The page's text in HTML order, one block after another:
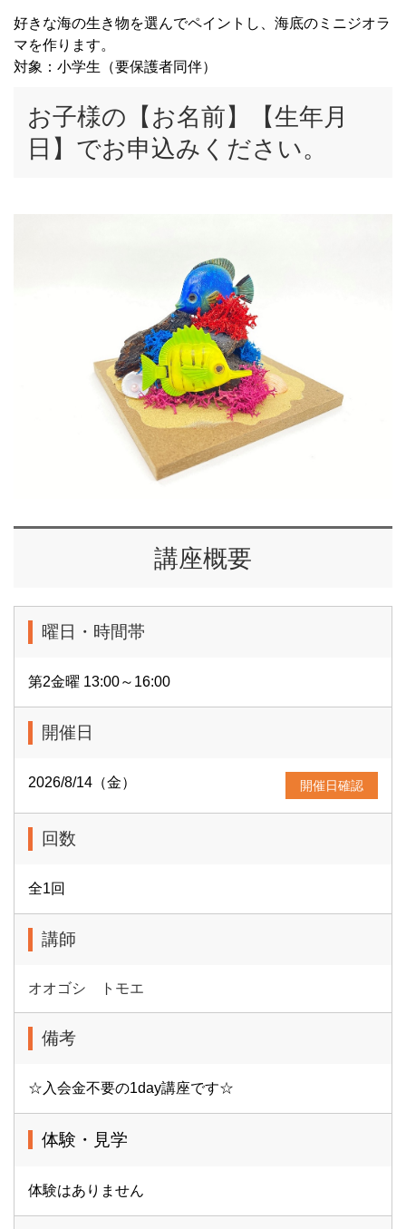
好きな海の生き物を選んでペイントし、海底のミニジオラ
マを作ります。
対象：小学生（要保護者同伴）
お子様の【お名前】【生年月
日】でお申込みください。
講座概要
曜日・時間帯
第2金曜 13:00～16:00
開催日
2026/8/14（金） 開催日確認
回数
全1回
講師
オオゴシ トモエ
備考
☆入会金不要の1day講座です☆
体験・見学
体験はありません